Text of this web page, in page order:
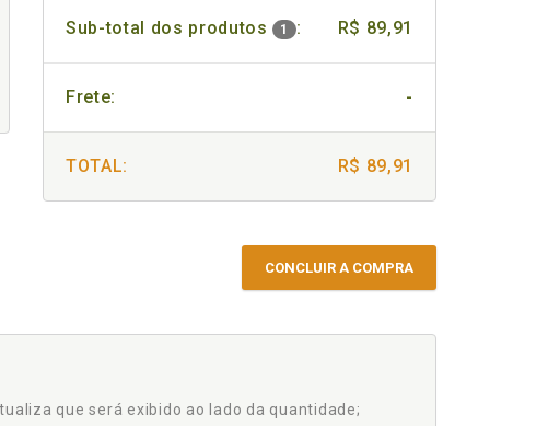
Sub-total dos produtos 1 : R$ 89,91
Frete: -
TOTAL: R$ 89,91
CONCLUIR A COMPRA
que será exibido ao lado da quantidade;